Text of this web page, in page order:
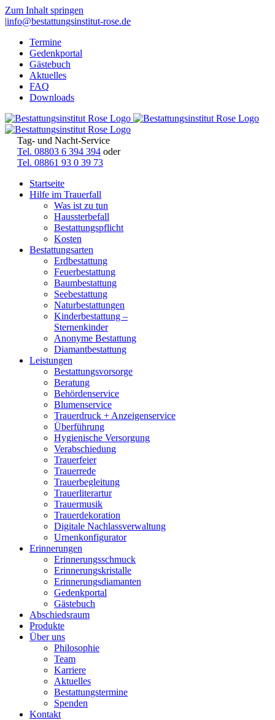
Zum Inhalt springen
|info@bestattungsinstitut-rose.de
Termine
Gedenkportal
Gästebuch
Aktuelles
FAQ
Downloads
Tag- und Nacht-Service
Tel. 08803 6 394 394 oder
Tel. 08861 93 0 39 73
Startseite
Hilfe im Trauerfall
Was ist zu tun
Haussterbefall
Bestattungspflicht
Kosten
Bestattungsarten
Erdbestattung
Feuerbestattung
Baumbestattung
Seebestattung
Naturbestattungen
Kinderbestattung –
Sternenkinder
Anonyme Bestattung
Diamantbestattung
Leistungen
Bestattungsvorsorge
Beratung
Behördenservice
Blumenservice
Trauerdruck + Anzeigenservice
Überführung
Hygienische Versorgung
Verabschiedung
Trauerfeier
Trauerrede
Trauerbegleitung
Trauerliterartur
Trauermusik
Trauerdekoration
Digitale Nachlassverwaltung
Urnenkonfigurator
Erinnerungen
Erinnerungsschmuck
Erinnerungskristalle
Erinnerungsdiamanten
Gedenkportal
Gästebuch
Abschiedsraum
Produkte
Über uns
Philosophie
Team
Karriere
Aktuelles
Bestattungstermine
Spenden
Kontakt